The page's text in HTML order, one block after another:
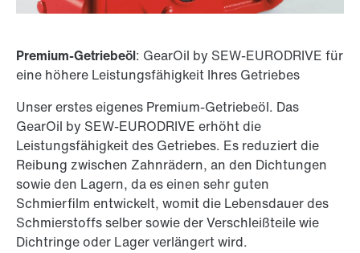
Premium-Getriebeöl: GearOil by SEW-EURODRIVE für
eine höhere Leistungsfähigkeit Ihres Getriebes
Unser erstes eigenes Premium-Getriebeöl. Das
GearOil by SEW-EURODRIVE erhöht die
Leistungsfähigkeit des Getriebes. Es reduziert die
Reibung zwischen Zahnrädern, an den Dichtungen
sowie den Lagern, da es einen sehr guten
Schmierfilm entwickelt, womit die Lebensdauer des
Schmierstoffs selber sowie der Verschleißteile wie
Dichtringe oder Lager verlängert wird.